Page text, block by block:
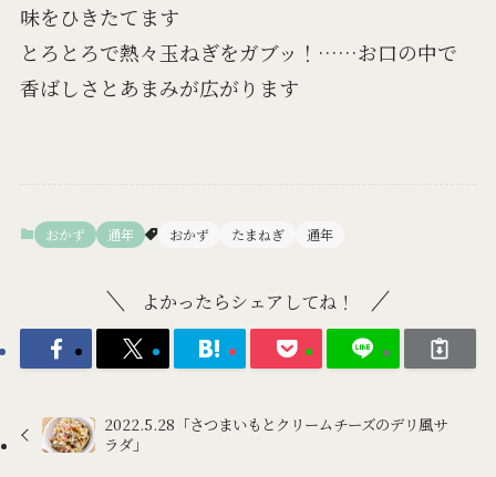
味をひきたてます
とろとろで熱々玉ねぎをガブッ！……お口の中で
香ばしさとあまみが広がります
おかず 通年 おかず たまねぎ 通年
よかったらシェアしてね！
2022.5.28「さつまいもとクリームチーズのデリ風サ
ラダ」